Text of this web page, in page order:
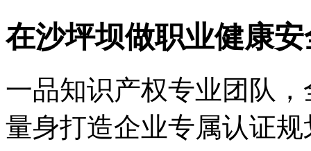
在沙坪坝做职业健康
一品知识产权专业团队
量身打造企业专属认证